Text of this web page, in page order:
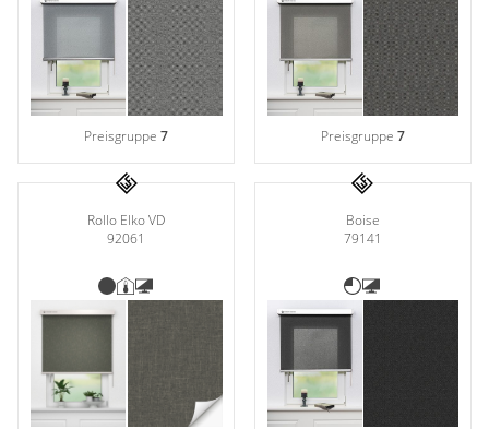
Preisgruppe7 Preisgruppe 7
Rollo Elko VD
92061
Boise
79141